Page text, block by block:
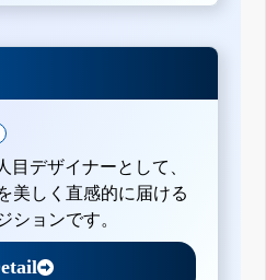
目デザイナーとして、
美しく直感的に届ける
ションです。